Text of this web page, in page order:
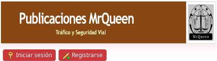
Iniciar sesión Registrarse